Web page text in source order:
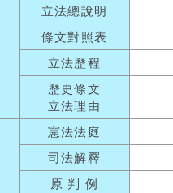
立法總說明
條文對照表
立法歷程
歷史條文
立法理由
憲法法庭
司法解釋
原 判 例